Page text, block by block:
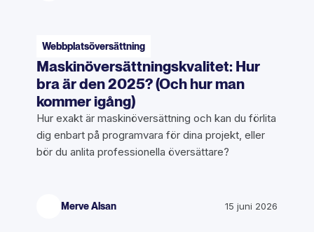
Webbplatsöversättning
Maskinöversättningskvalitet: Hur
bra är den 2025? (Och hur man
kommer igång)
Hur exakt är maskinöversättning och kan du förlita
dig enbart på programvara för dina projekt, eller
bör du anlita professionella översättare?
Merve Alsan 15 juni 2026